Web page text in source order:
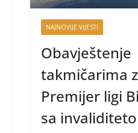
NAJNOVIJE VIJESTI
Obavještenje
takmičarima
Premijer ligi
sa